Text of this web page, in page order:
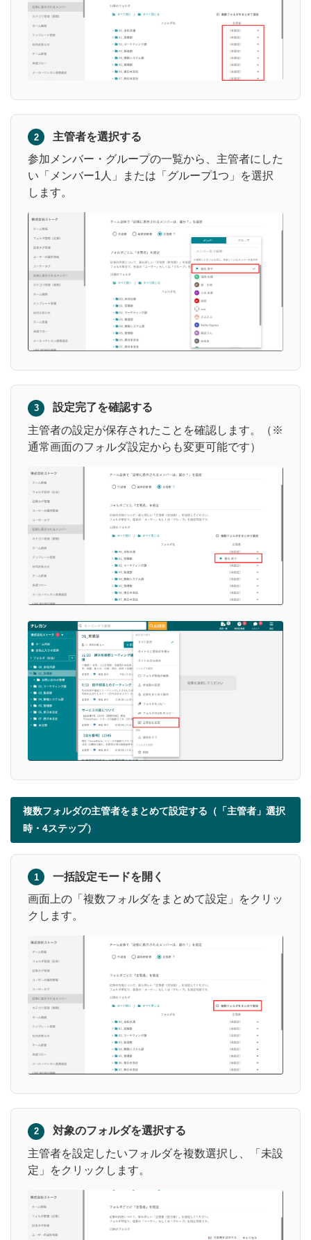
2
主管者を選択する
参加メンバー・グループの一覧から、主管者にした
い「メンバー1人」または「グループ1つ」を選択
します。
3
設定完了を確認する
主管者の設定が保存されたことを確認します。（※
通常画面のフォルダ設定からも変更可能です）
複数フォルダの主管者をまとめて設定する（「主管者」選択
時・4ステップ）
1
一括設定モードを開く
画面上の「複数フォルダをまとめて設定」をクリッ
クします。
2
対象のフォルダを選択する
主管者を設定したいフォルダを複数選択し、「未設
定」をクリックします。